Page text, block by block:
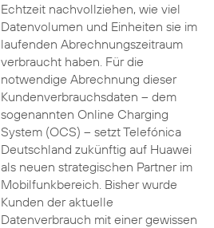
Echtzeit nachvollziehen, wie viel
Datenvolumen und Einheiten sie im
laufenden Abrechnungszeitraum
verbraucht haben. Für die
notwendige Abrechnung dieser
Kundenverbrauchsdaten – dem
sogenannten Online Charging
System (OCS) – setzt Telefónica
Deutschland zukünftig auf Huawei
als neuen strategischen Partner im
Mobilfunkbereich. Bisher wurde
Kunden der aktuelle
Datenverbrauch mit einer gewissen